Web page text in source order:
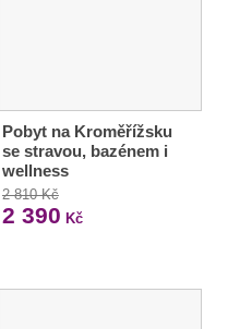
Pobyt na Kroměřížsku
se stravou, bazénem i
wellness
2 810 Kč
2 390 Kč